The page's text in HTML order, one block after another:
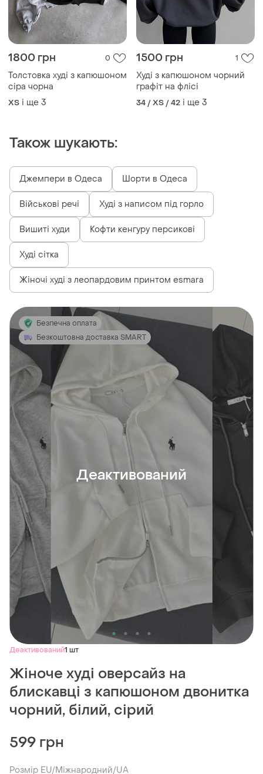
1800 грн 0
Толстовка худі з капюшоном
сіра чорна
ХS і ще 3
1500 грн 1
Худі з капюшоном чорний
графіт на флісі
34 / XS / 42 і ще 3
Також шукають:
Джемпери в Одеса Шорти в Одеса
Військові речі Худі з написом під горло
Вишиті худи Кофти кенгуру персикові
Худі сітка
Жіночі худі з леопардовим принтом esmara
Безпечна оплата
Безкоштовна доставка SMART
Деактивований
Деактивований1 шт
Жіноче худі оверсайз на
блискавці з капюшоном двонитка
чорний, білий, сірий
599 грн
Розмір EU/Міжнародний/UA